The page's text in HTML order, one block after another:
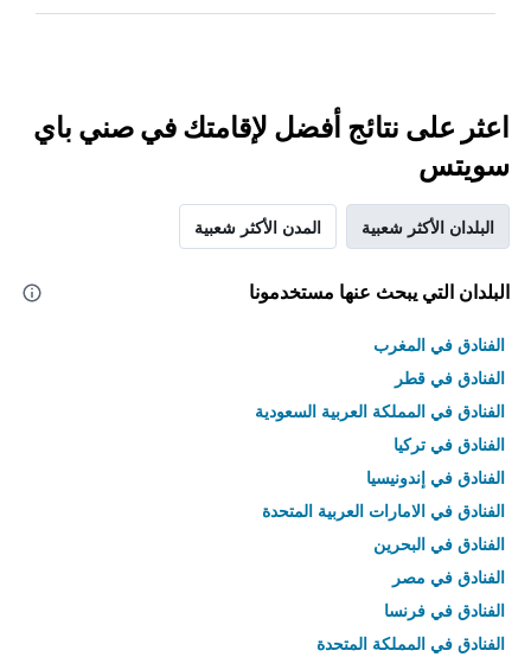
اعثر على نتائج أفضل لإقامتك في صني باي
سويتس
البلدان الأكثر شعبية المدن الأكثر شعبية
البلدان التي يبحث عنها مستخدمونا
الفنادق في المغرب
الفنادق في قطر
الفنادق في المملكة العربية السعودية
الفنادق في تركيا
الفنادق في إندونيسيا
الفنادق في الامارات العربية المتحدة
الفنادق في البحرين
الفنادق في مصر
الفنادق في فرنسا
الفنادق في المملكة المتحدة